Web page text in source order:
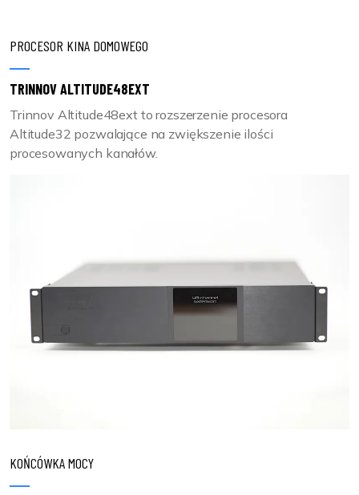
PROCESOR KINA DOMOWEGO
TRINNOV ALTITUDE48EXT
Trinnov Altitude48ext to rozszerzenie procesora
Altitude32 pozwalające na zwiększenie ilości
procesowanych kanałów.
KOŃCÓWKA MOCY